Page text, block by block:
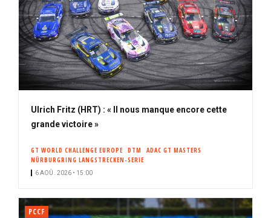
Ulrich Fritz (HRT) : « Il nous manque encore cette
grande victoire »
GT WORLD CHALLENGE EUROPE DTM
ADAC GT MASTERS
NÜRBURGRING LANGSTRECKEN-SERIE
6 AOÛ. 2026 • 15:00
PCCF